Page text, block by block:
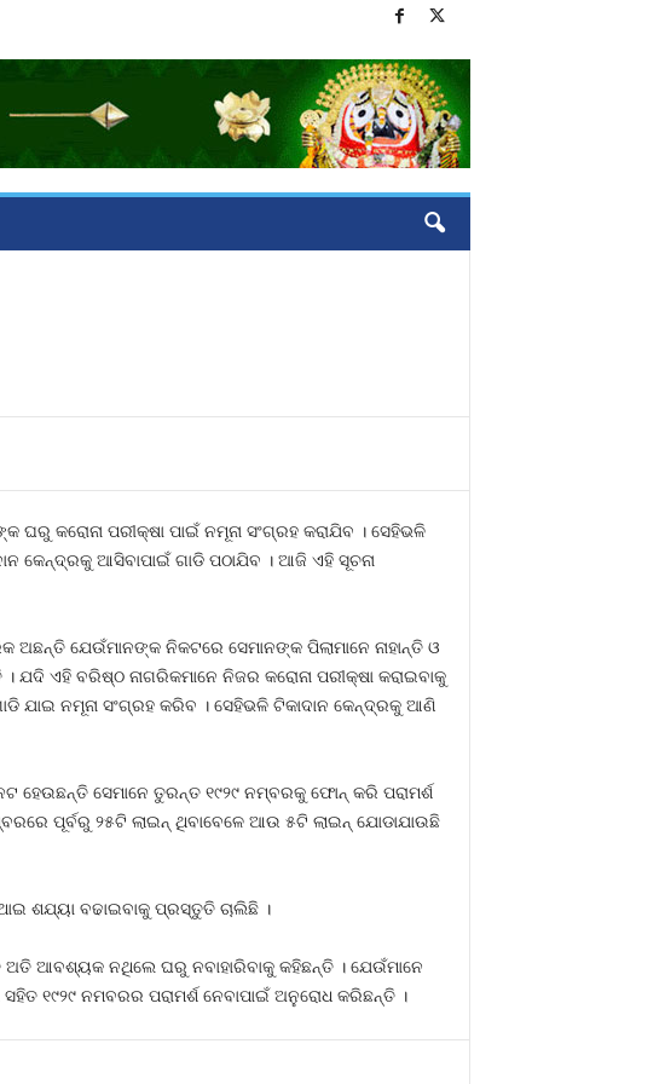
ଘରୁ କରୋନା ପରୀକ୍ଷା ପାଇଁ ନମୂନା ସଂଗ୍ରହ କରାଯିବ । ସେହିଭଳି
କେନ୍ଦ୍ରକୁ ଆସିବାପାଇଁ ଗାଡି ପଠାଯିବ । ଆଜି ଏହି ସୂଚନା
ଅଛନ୍ତି ଯେଉଁମାନଙ୍କ ନିକଟରେ ସେମାନଙ୍କ ପିଲାମାନେ ନାହାନ୍ତି ଓ
। ଯଦି ଏହି ବରିଷ୍ଠ ନାଗରିକମାନେ ନିଜର କରୋନା ପରୀକ୍ଷା କରାଇବାକୁ
ଯାଇ ନମୂନା ସଂଗ୍ରହ କରିବ । ସେହିଭଳି ଟିକାଦାନ କେନ୍ଦ୍ରକୁ ଆଣି
ହେଉଛନ୍ତି ସେମାନେ ତୁରନ୍ତ ୧୯୨୯ ନମ୍ବରକୁ ଫୋନ୍‍ କରି ପରାମର୍ଶ
ପୂର୍ବରୁ ୨୫ଟି ଲାଇନ୍‍ ଥିବାବେଳେ ଆଉ ୫ଟି ଲାଇନ୍‍ ଯୋଡାଯାଉଛି
ଶଯ୍ୟା ବଢାଇବାକୁ ପ୍ରସ୍ତୁତି ଚାଲିଛି ।
ଅତି ଆବଶ୍ୟକ ନଥିଲେ ଘରୁ ନବାହାରିବାକୁ କହିଛନ୍ତି । ଯେଉଁମାନେ
୧୯୨୯ ନମବରର ପରାମର୍ଶ ନେବାପାଇଁ ଅନୁରୋଧ କରିଛନ୍ତି ।